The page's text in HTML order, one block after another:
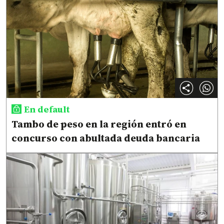
En default
Tambo de peso en la región entró en
concurso con abultada deuda bancaria